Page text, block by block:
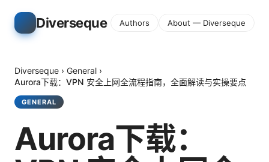
Diverseque Authors About — Diverseque
Diverseque › General ›
Aurora下载：VPN 安全上网全流程指南，全面解读与实操要点
GENERAL
Aurora下载：